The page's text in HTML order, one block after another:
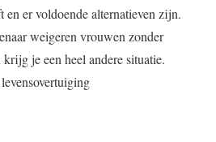
en er voldoende alternatieven zijn.
weigeren vrouwen zonder
je een heel andere situatie.